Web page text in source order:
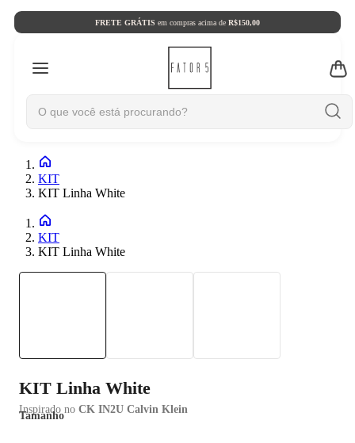
FRETE GRÁTIS em compras acima de R$150,00
KIT
KIT Linha White
KIT
KIT Linha White
KIT Linha White
Inspirado no CK IN2U Calvin Klein
Tamanho